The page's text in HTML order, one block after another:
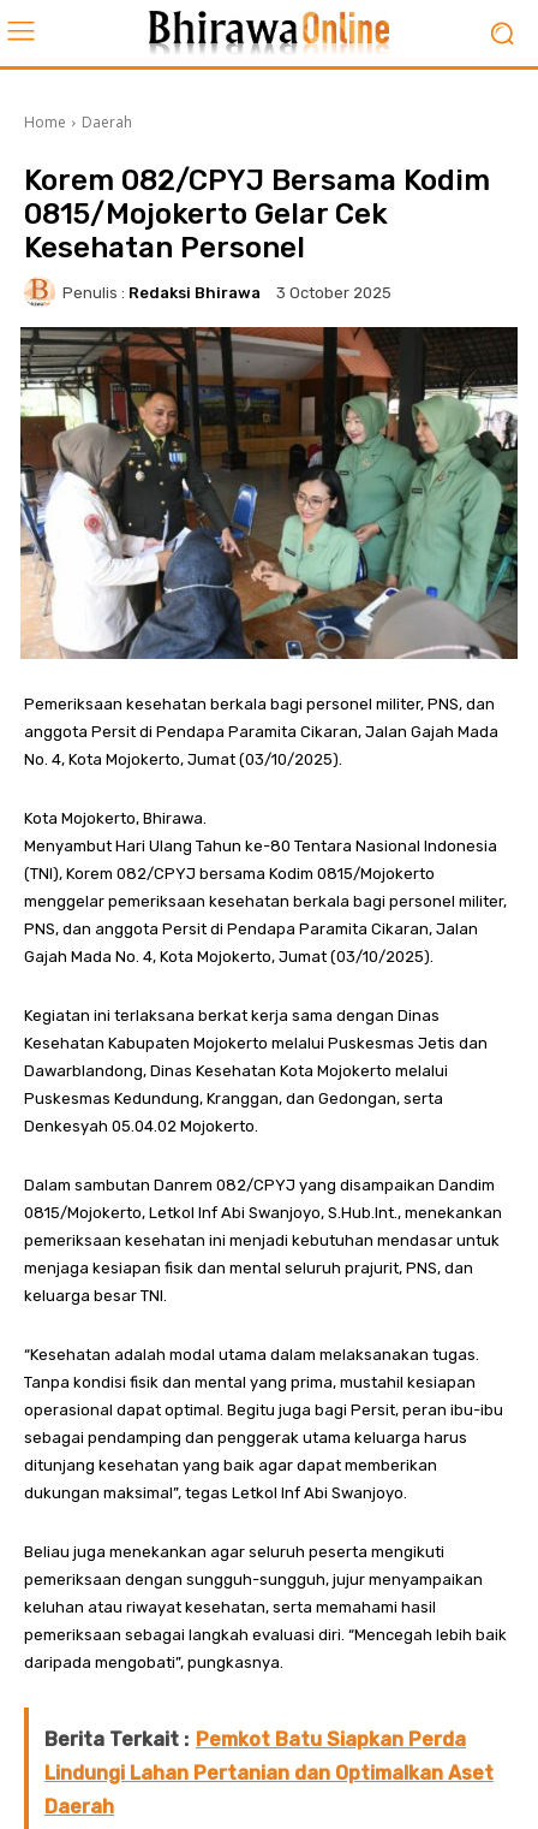
Home Daerah
Korem 082/CPYJ Bersama Kodim
0815/Mojokerto Gelar Cek
Kesehatan Personel
Penulis : Redaksi Bhirawa 3 October 2025
Pemeriksaan kesehatan berkala bagi personel militer, PNS, dan
anggota Persit di Pendapa Paramita Cikaran, Jalan Gajah Mada
No. 4, Kota Mojokerto, Jumat (03/10/2025).
Kota Mojokerto, Bhirawa.
Menyambut Hari Ulang Tahun ke-80 Tentara Nasional Indonesia
(TNI), Korem 082/CPYJ bersama Kodim 0815/Mojokerto
menggelar pemeriksaan kesehatan berkala bagi personel militer,
PNS, dan anggota Persit di Pendapa Paramita Cikaran, Jalan
Gajah Mada No. 4, Kota Mojokerto, Jumat (03/10/2025).
Kegiatan ini terlaksana berkat kerja sama dengan Dinas
Kesehatan Kabupaten Mojokerto melalui Puskesmas Jetis dan
Dawarblandong, Dinas Kesehatan Kota Mojokerto melalui
Puskesmas Kedundung, Kranggan, dan Gedongan, serta
Denkesyah 05.04.02 Mojokerto.
Dalam sambutan Danrem 082/CPYJ yang disampaikan Dandim
0815/Mojokerto, Letkol Inf Abi Swanjoyo, S.Hub.Int., menekankan
pemeriksaan kesehatan ini menjadi kebutuhan mendasar untuk
menjaga kesiapan fisik dan mental seluruh prajurit, PNS, dan
keluarga besar TNI.
“Kesehatan adalah modal utama dalam melaksanakan tugas.
Tanpa kondisi fisik dan mental yang prima, mustahil kesiapan
operasional dapat optimal. Begitu juga bagi Persit, peran ibu-ibu
sebagai pendamping dan penggerak utama keluarga harus
ditunjang kesehatan yang baik agar dapat memberikan
dukungan maksimal”, tegas Letkol Inf Abi Swanjoyo.
Beliau juga menekankan agar seluruh peserta mengikuti
pemeriksaan dengan sungguh-sungguh, jujur menyampaikan
keluhan atau riwayat kesehatan, serta memahami hasil
pemeriksaan sebagai langkah evaluasi diri. “Mencegah lebih baik
daripada mengobati”, pungkasnya.
Berita Terkait : Pemkot Batu Siapkan Perda
Lindungi Lahan Pertanian dan Optimalkan Aset
Daerah